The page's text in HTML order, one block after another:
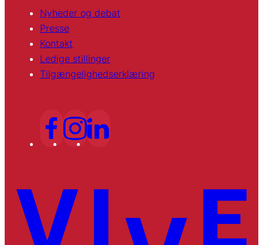
Nyheder og debat
Presse
Kontakt
Ledige stillinger
Tilgængelighedserklæring